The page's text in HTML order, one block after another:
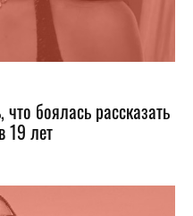
боялась рассказать
19 лет